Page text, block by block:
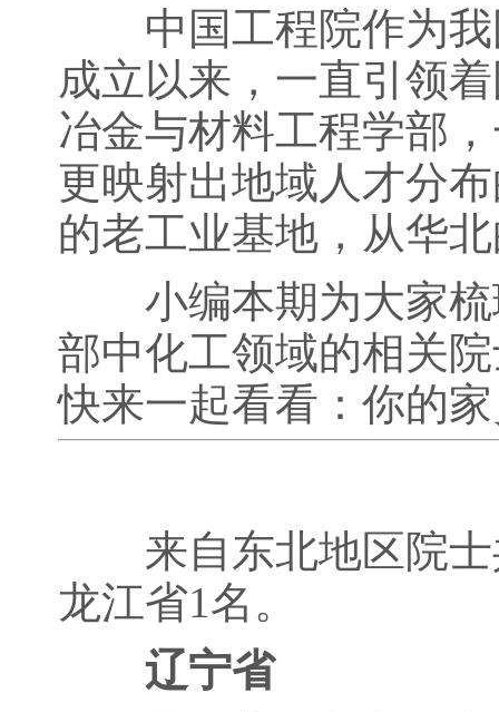
中国工程院作为我
成立以来，一直引领
冶金与材料工程学部
更映射出地域人才分
的老工业基地，从华
小编本期为大家梳
部中化工领域的相关
快来一起看看：你的
来自东北地区院士
龙江省1名。
辽宁省